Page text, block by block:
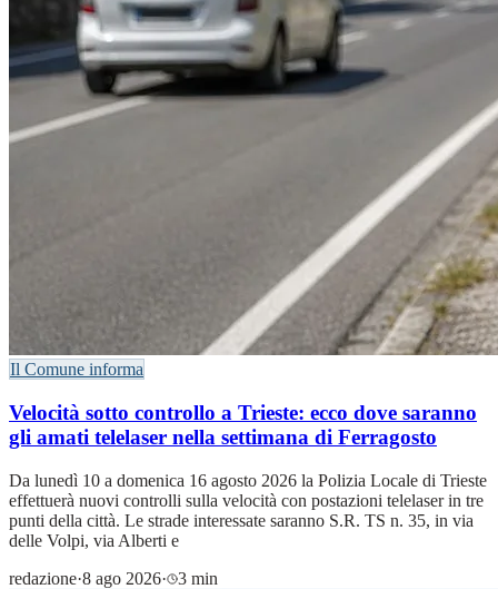
Il Comune informa
Velocità sotto controllo a Trieste: ecco dove saranno
gli amati telelaser nella settimana di Ferragosto
Da lunedì 10 a domenica 16 agosto 2026 la Polizia Locale di Trieste
effettuerà nuovi controlli sulla velocità con postazioni telelaser in tre
punti della città. Le strade interessate saranno S.R. TS n. 35, in via
delle Volpi, via Alberti e
redazione·8 ago 2026· 3 min